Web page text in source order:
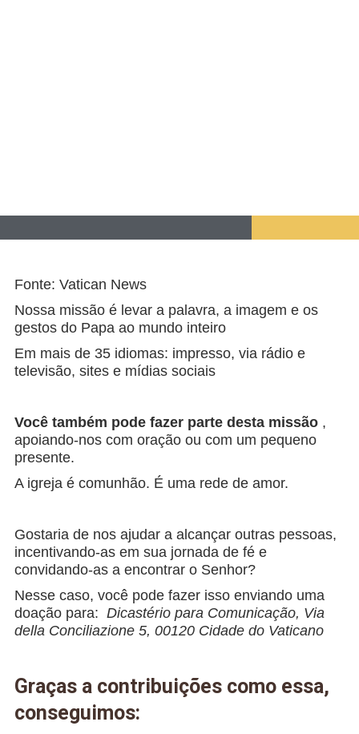
Fonte: Vatican News
Nossa missão é levar a palavra, a imagem e os
gestos do Papa ao mundo inteiro
Em mais de 35 idiomas: impresso, via rádio e
televisão, sites e mídias sociais
Você também pode fazer parte desta missão,
apoiando-nos com oração ou com um pequeno
presente.
A igreja é comunhão. É uma rede de amor.
Gostaria de nos ajudar a alcançar outras pessoas,
incentivando-as em sua jornada de fé e
convidando-as a encontrar o Senhor?
Nesse caso, você pode fazer isso enviando uma
doação para: Dicastério para Comunicação, Via
della Conciliazione 5, 00120 Cidade do Vaticano
Graças a contribuições como essa,
conseguimos: